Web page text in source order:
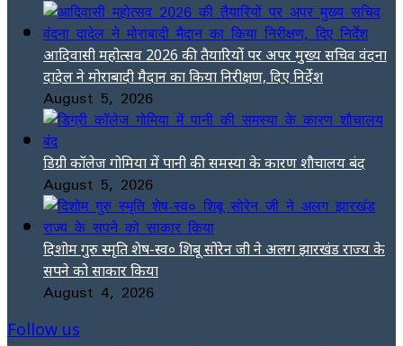
आदिवासी महोत्सव 2026 की तैयारियों पर अपर मुख्य सचिव वंदना
दादेल ने मोराबादी मैदान का किया निरीक्षण, दिए निर्देश
August 5, 2026
डिग्री कॉलेज गोमिया में पानी की समस्या के कारण शौचालय बंद
August 5, 2026
दिशोम गुरु स्मृति शेष-स्व० शिबू सोरेन जी ने अलग झारखंड राज्य के
सपने को साकार किया
August 4, 2026
Follow us